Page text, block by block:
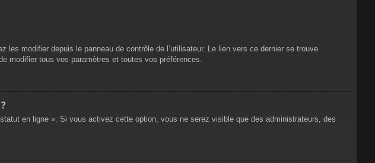
modifier depuis le panneau de contrôle de l’utilisateur. Le lien vers ce dernier se trouve
modifier tous vos paramètres et toutes vos préférences.
en ligne ». Si vous activez cette option, vous ne serez visible que des administrateurs, des